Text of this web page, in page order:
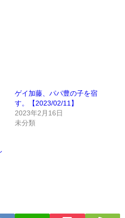
ゲイ加藤、パパ豊の子を宿
す。【2023/02/11】
2023年2月16日
未分類